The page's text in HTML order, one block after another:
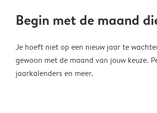
Begin met de maand
Je hoeft niet op een nieuw jaar te
gewoon met de maand van jouw keuze.
jaarkalenders en meer.